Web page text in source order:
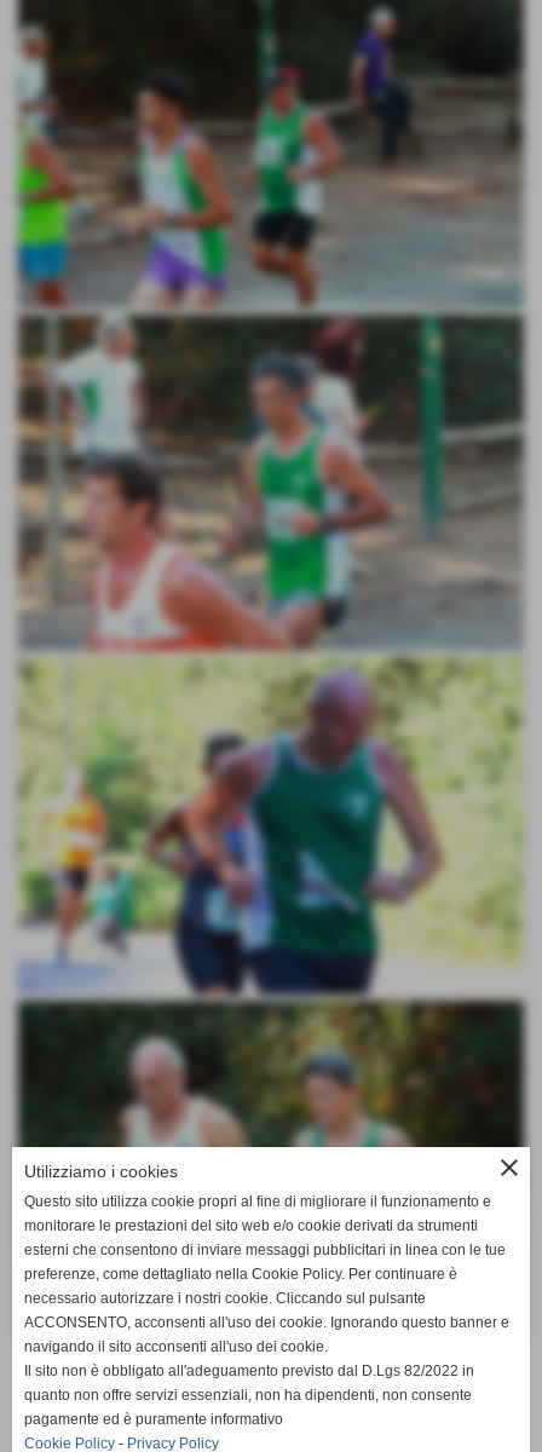
altre pagine
close
Utilizziamo i cookies
Questo sito utilizza cookie propri al fine di migliorare il funzionamento e
monitorare le prestazioni del sito web e/o cookie derivati da strumenti
esterni che consentono di inviare messaggi pubblicitari in linea con le tue
preferenze, come dettagliato nella Cookie Policy. Per continuare è
necessario autorizzare i nostri cookie. Cliccando sul pulsante
ACCONSENTO, acconsenti all'uso dei cookie. Ignorando questo banner e
navigando il sito acconsenti all'uso dei cookie.
Il sito non è obbligato all'adeguamento previsto dal D.Lgs 82/2022 in
quanto non offre servizi essenziali, non ha dipendenti, non consente
pagamente ed è puramente informativo
Cookie Policy - Privacy Policy